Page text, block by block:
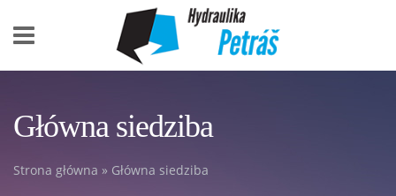
Główna siedziba
Strona główna » Główna siedziba